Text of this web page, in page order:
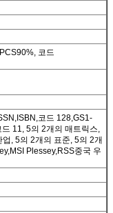
코드
코드 128,GS1-
11, 5의 2개의 매트릭스,
, 5의 2개의 표준, 5의 2개
Plessey,RSS중국 우